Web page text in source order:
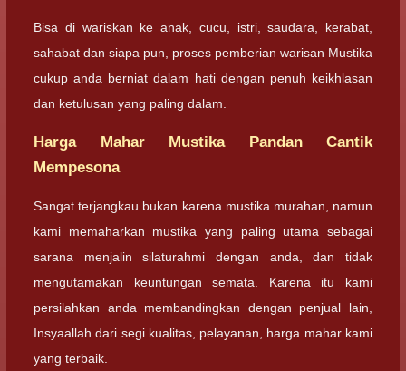
Bisa di wariskan ke anak, cucu, istri, saudara, kerabat,
sahabat dan siapa pun, proses pemberian warisan Mustika
cukup anda berniat dalam hati dengan penuh keikhlasan
dan ketulusan yang paling dalam.
Harga Mahar Mustika Pandan Cantik
Mempesona
Sangat terjangkau bukan karena mustika murahan, namun
kami memaharkan mustika yang paling utama sebagai
sarana menjalin silaturahmi dengan anda, dan tidak
mengutamakan keuntungan semata. Karena itu kami
persilahkan anda membandingkan dengan penjual lain,
Insyaallah dari segi kualitas, pelayanan, harga mahar kami
yang terbaik.